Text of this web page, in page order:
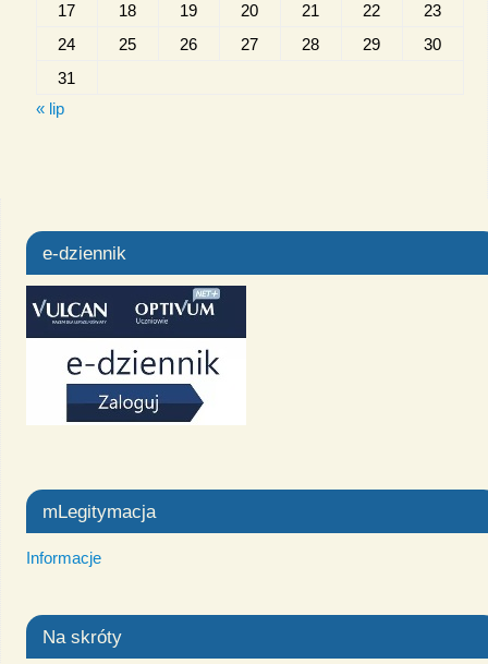
17
18 19 20 21 22
23
24
25 26 27 28 29
30
31
« lip
e-dziennik
mLegitymacja
Informacje
Na skróty